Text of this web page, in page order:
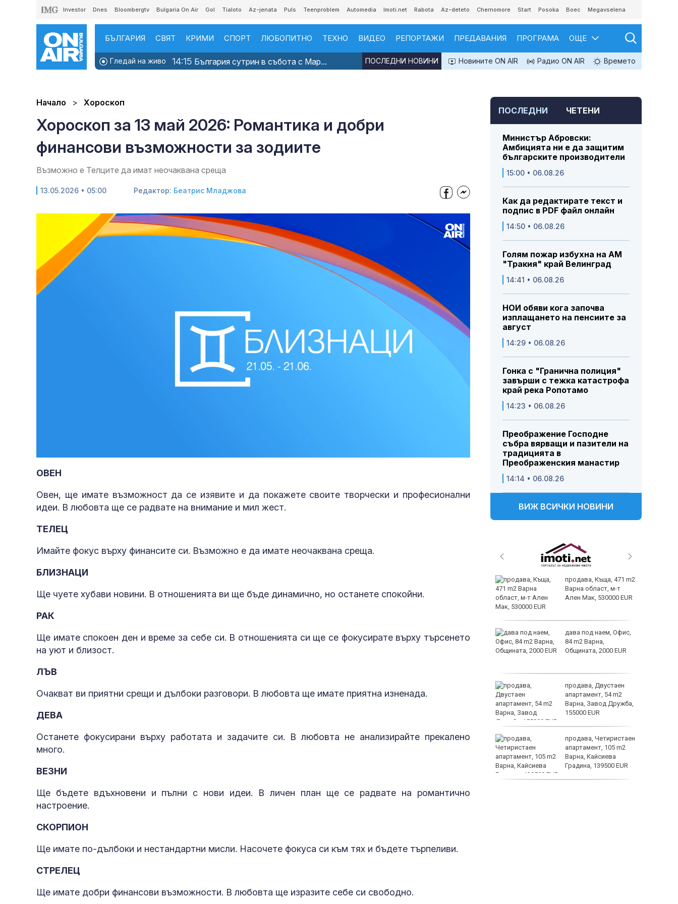
Investor Dnes Bloombergtv Bulgaria On Air Gol Tialoto Az-jenata Puls Teenproblem Automedia Imoti.net Rabota Az-deteto Chernomore Start Posoka Boec Megavselena
БЪЛГАРИЯ СВЯТ КРИМИ СПОРТ ЛЮБОПИТНО ТЕХНО ВИДЕО РЕПОРТАЖИ ПРЕДАВАНИЯ ПРОГРАМА ОЩЕ
Гледай на живо 14:15 България сутрин в събота с Мар... Новините ON AIR Радио ON AIR Времето
ПОСЛЕДНИ НОВИНИ
Начало Хороскоп
Хороскоп за 13 май 2026: Романтика и добри
финансови възможности за зодиите
Възможно е Телците да имат неочаквана среща
13.05.2026 • 05:00 Редактор: Беатрис Младжова
ОВЕН
Овен, ще имате възможност да се изявите и да покажете своите творчески и професионални
идеи. В любовта ще се радвате на внимание и мил жест.
ТЕЛЕЦ
Имайте фокус върху финансите си. Възможно е да имате неочаквана среща.
БЛИЗНАЦИ
Ще чуете хубави новини. В отношенията ви ще бъде динамично, но останете спокойни.
РАК
Ще имате спокоен ден и време за себе си. В отношенията си ще се фокусирате върху търсенето
на уют и близост.
ЛЪВ
Очакват ви приятни срещи и дълбоки разговори. В любовта ще имате приятна изненада.
ДЕВА
Останете фокусирани върху работата и задачите си. В любовта не анализирайте прекалено
много.
ВЕЗНИ
Ще бъдете вдъхновени и пълни с нови идеи. В личен план ще се радвате на романтично
настроение.
СКОРПИОН
Ще имате по-дълбоки и нестандартни мисли. Насочете фокуса си към тях и бъдете търпеливи.
СТРЕЛЕЦ
Ще имате добри финансови възможности. В любовта ще изразите себе си свободно.
ПОСЛЕДНИ ЧЕТЕНИ
Министър Абровски:
Амбицията ни е да защитим
българските производители
15:00 • 06.08.26
Как да редактирате текст и
подпис в PDF файл онлайн
14:50 • 06.08.26
Голям пожар избухна на АМ
"Тракия" край Велинград
14:41 • 06.08.26
НОИ обяви кога започва
изплащането на пенсиите за
август
14:29 • 06.08.26
Гонка с "Гранична полиция"
завърши с тежка катастрофа
край река Ропотамо
14:23 • 06.08.26
Преображение Господне
събра вярващи и пазители на
традицията в
Преображенския манастир
14:14 • 06.08.26
ВИЖ ВСИЧКИ НОВИНИ
охладена вода, без
певец и автор на песни
Пловдив Георги бил
МВнР: Въздушният
исхемичен инсулт се
повишава в
decanoate:
как храненето може
МЗ предлага три
продава, Къща, 471 m2
Варна област, м-т
Ален Мак, 530000 EUR
дава под наем, Офис,
84 m2 Варна,
Общината, 2000 EUR
продава, Двустаен
апартамент, 54 m2
Варна, Завод Дружба,
155000 EUR
продава, Четиристаен
апартамент, 105 m2
Варна, Кайсиева
Градина, 139500 EUR